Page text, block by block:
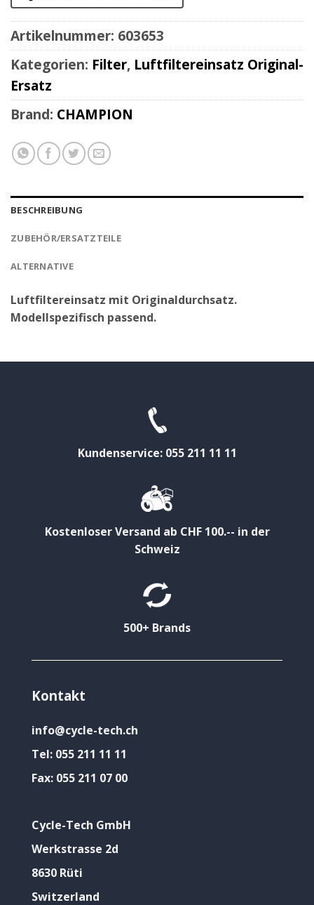
Artikelnummer: 603653
Kategorien: Filter, Luftfiltereinsatz Original-
Ersatz
Brand: CHAMPION
BESCHREIBUNG
ZUBEHÖR/ERSATZTEILE
ALTERNATIVE
Luftfiltereinsatz mit Originaldurchsatz.
Modellspezifisch passend.
Kundenservice: 055 211 11 11
Kostenloser Versand ab CHF 100.-- in der
Schweiz
500+ Brands
Kontakt
info@cycle-tech.ch
Tel: 055 211 11 11
Fax: 055 211 07 00
Cycle-Tech GmbH
Werkstrasse 2d
8630 Rüti
Switzerland